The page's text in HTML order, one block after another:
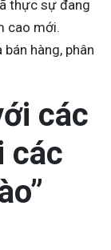
thực sự đang
cao mới.
hàng, phân
các
các